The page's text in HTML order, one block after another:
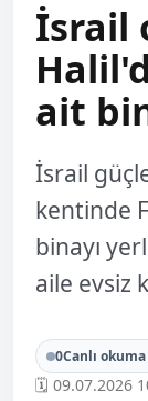
İsrail
ait
İsrail
kentinde
binayı
aile evsiz
🗓️ 09.07.2026
0Canlı okuma